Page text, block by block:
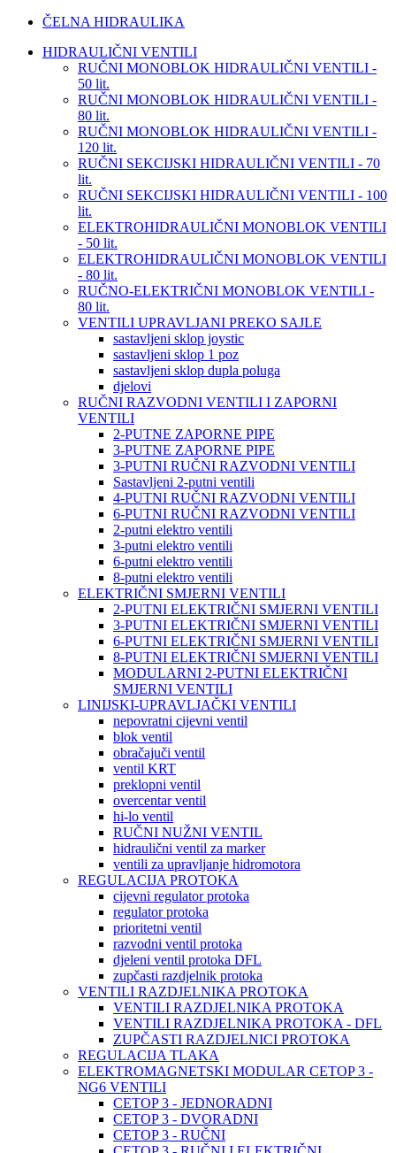
ČELNA HIDRAULIKA
HIDRAULIČNI VENTILI
RUČNI MONOBLOK HIDRAULIČNI VENTILI -
50 lit.
RUČNI MONOBLOK HIDRAULIČNI VENTILI -
80 lit.
RUČNI MONOBLOK HIDRAULIČNI VENTILI -
120 lit.
RUČNI SEKCIJSKI HIDRAULIČNI VENTILI - 70
lit.
RUČNI SEKCIJSKI HIDRAULIČNI VENTILI - 100
lit.
ELEKTROHIDRAULIČNI MONOBLOK VENTILI
- 50 lit.
ELEKTROHIDRAULIČNI MONOBLOK VENTILI
- 80 lit.
RUČNO-ELEKTRIČNI MONOBLOK VENTILI -
80 lit.
VENTILI UPRAVLJANI PREKO SAJLE
sastavljeni sklop joystic
sastavljeni sklop 1 poz
sastavljeni sklop dupla poluga
djelovi
RUČNI RAZVODNI VENTILI I ZAPORNI
VENTILI
2-PUTNE ZAPORNE PIPE
3-PUTNE ZAPORNE PIPE
3-PUTNI RUČNI RAZVODNI VENTILI
Sastavljeni 2-putni ventili
4-PUTNI RUČNI RAZVODNI VENTILI
6-PUTNI RUČNI RAZVODNI VENTILI
2-putni elektro ventili
3-putni elektro ventili
6-putni elektro ventili
8-putni elektro ventili
ELEKTRIČNI SMJERNI VENTILI
2-PUTNI ELEKTRIČNI SMJERNI VENTILI
3-PUTNI ELEKTRIČNI SMJERNI VENTILI
6-PUTNI ELEKTRIČNI SMJERNI VENTILI
8-PUTNI ELEKTRIČNI SMJERNI VENTILI
MODULARNI 2-PUTNI ELEKTRIČNI
SMJERNI VENTILI
LINIJSKI-UPRAVLJAČKI VENTILI
nepovratni cijevni ventil
blok ventil
obračajuči ventil
ventil KRT
preklopni ventil
overcentar ventil
hi-lo ventil
RUČNI NUŽNI VENTIL
hidraulični ventil za marker
ventili za upravljanje hidromotora
REGULACIJA PROTOKA
cijevni regulator protoka
regulator protoka
prioritetni ventil
razvodni ventil protoka
djeleni ventil protoka DFL
zupčasti razdjelnik protoka
VENTILI RAZDJELNIKA PROTOKA
VENTILI RAZDJELNIKA PROTOKA
VENTILI RAZDJELNIKA PROTOKA - DFL
ZUPČASTI RAZDJELNICI PROTOKA
REGULACIJA TLAKA
ELEKTROMAGNETSKI MODULAR CETOP 3 -
NG6 VENTILI
CETOP 3 - JEDNORADNI
CETOP 3 - DVORADNI
CETOP 3 - RUČNI